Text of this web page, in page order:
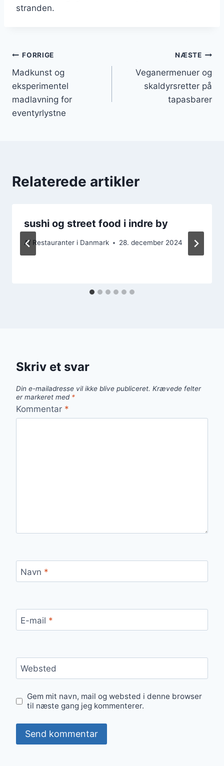
stranden.
Indlægsnavigation
FORRIGE
Madkunst og
eksperimentel
madlavning for
eventyrlystne
NÆSTE
Veganermenuer og
skaldyrsretter på
tapasbarer
Relaterede artikler
sushi og street food i indre by
Af Restauranter i Danmark 28. december 2024
Skriv et svar
Din e-mailadresse vil ikke blive publiceret. Krævede felter
er markeret med *
Kommentar *
Navn *
E-mail *
Websted
Gem mit navn, mail og websted i denne browser
til næste gang jeg kommenterer.